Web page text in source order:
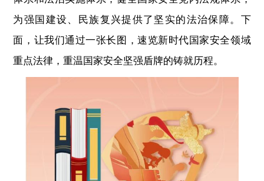
为强国建设、民族复兴提供了坚实的法治保障。 下
面，让我们通过一张长图，速览新时代国家安全领域
重点法律，重温国家安全坚强盾牌的铸就历程。